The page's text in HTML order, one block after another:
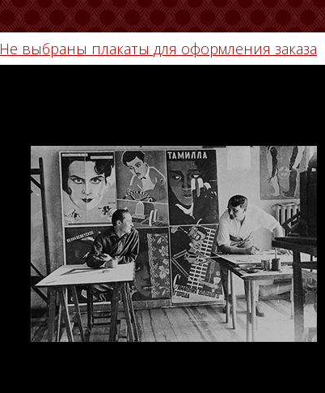
Не выбраны плакаты для оформления заказа